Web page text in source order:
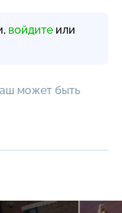
войдите или
может быть